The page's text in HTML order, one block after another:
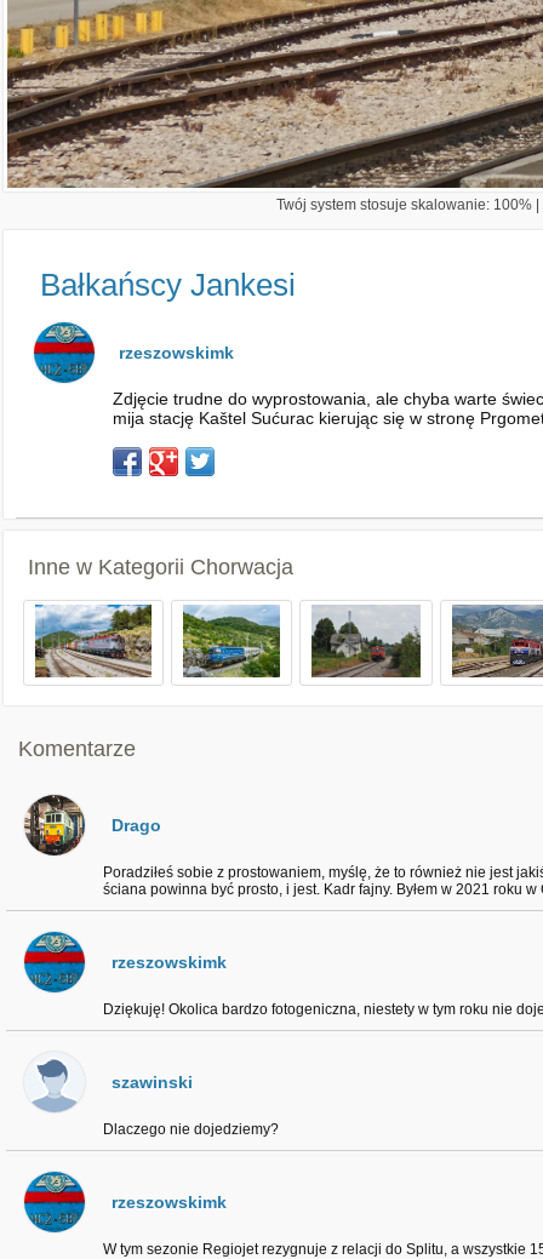
Twój system stosuje skalowanie: 100%
Bałkańscy Jankesi
rzeszowskimk
Zdjęcie trudne do wyprostowania, ale chyba warte
mija stację Kaštel Sućurac kierując się w stronę
Inne w Kategorii Chorwacja
Komentarze
Drago
Poradziłeś sobie z prostowaniem, myślę, że to również nie jest
ściana powinna być prosto, i jest. Kadr fajny. Byłem w 2021 roku
rzeszowskimk
Dziękuję! Okolica bardzo fotogeniczna, niestety w tym roku nie
szawinski
Dlaczego nie dojedziemy?
rzeszowskimk
W tym sezonie Regiojet rezygnuje z relacji do Splitu, a wszystkie